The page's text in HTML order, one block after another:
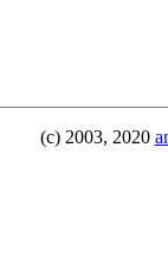
(c) 2003, 2020